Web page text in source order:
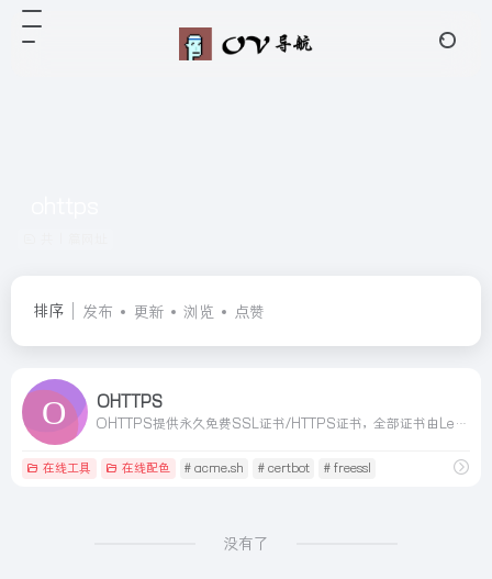
排序 发布 更新 浏览 点赞
OHTTPS
OHTTPS提供永久免费SSL证书/HTTPS证书，全部证书由Let‘sencrypt颁发，提供证书自动化到期提醒、证书自动化更新、证书自动化部署、站点证书自动化监控服务等，可自动部署证书至各大云平台、Docker容器、Nginx、Openresty、宝塔面板、Webhook、SSH、API接口中，致力于帮助用户将应用从HTTP升级到HTTPS，构建安全的互联网应用
在线工具 在线配色 # acme.sh # certbot # freessl
没有了